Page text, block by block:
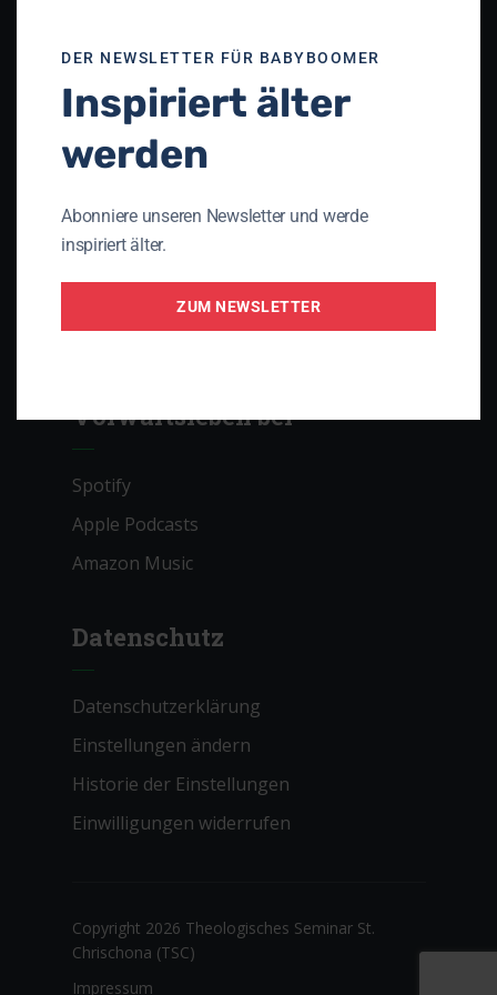
Theologisches Seminar St. Chrischona
(TSC)
Die Apis
Arbeitsgemeinschaft Perspektive 3D
Lebenslauf – das christliche Magazin mit
Vorwärtsleben bei
Spotify
Apple Podcasts
Amazon Music
Datenschutz
Datenschutzerklärung
Einstellungen ändern
Historie der Einstellungen
Einwilligungen widerrufen
Copyright 2026 Theologisches Seminar St.
Chrischona (TSC)
Impressum
DER NEWSLETTER FÜR BABYBOOMER
Inspiriert älter
werden
Abonniere unseren Newsletter und werde
inspiriert älter.
ZUM NEWSLETTER